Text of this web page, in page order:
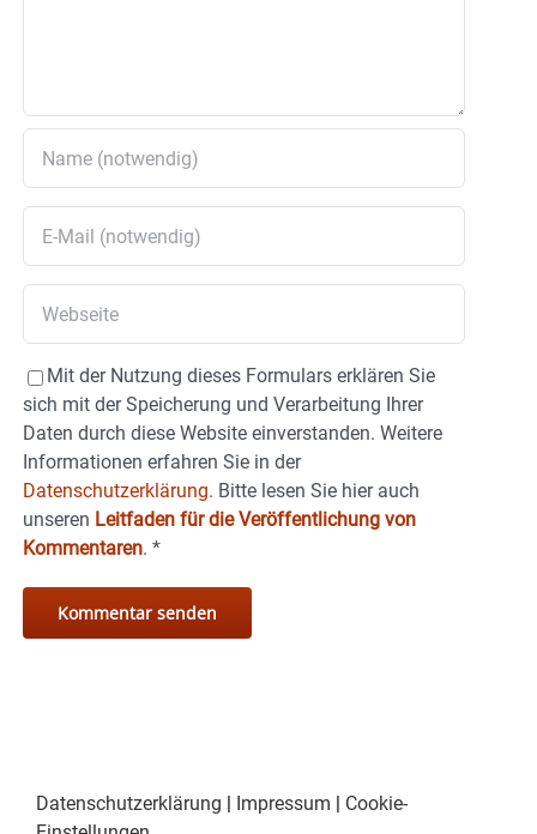
Mit der Nutzung dieses Formulars erklären Sie
sich mit der Speicherung und Verarbeitung Ihrer
Daten durch diese Website einverstanden. Weitere
Informationen erfahren Sie in der
Datenschutzerklärung. Bitte lesen Sie hier auch
unseren Leitfaden für die Veröffentlichung von
Kommentaren. *
Datenschutzerklärung Impressum
Cookie-